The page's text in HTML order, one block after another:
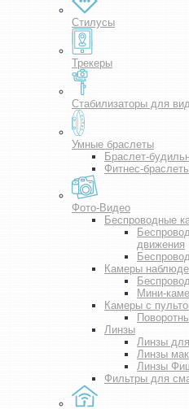
Стилусы
Трекеры
Стабилизаторы для
Умные браслеты
Браслет-
Фитнес-
Фото-Видео
Беспроводные
движения
Камеры
Мини-
Камеры с
Линзы
Линзы
Линзы
Линзы
Фильтры для